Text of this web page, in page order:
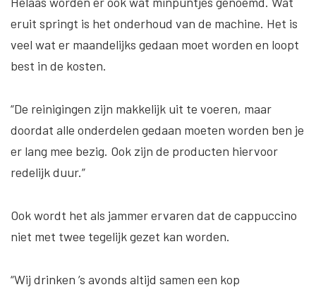
eruit springt is het onderhoud van de machine. Het is
veel wat er maandelijks gedaan moet worden en loopt
best in de kosten.
“De reinigingen zijn makkelijk uit te voeren, maar
doordat alle onderdelen gedaan moeten worden ben je
er lang mee bezig. Ook zijn de producten hiervoor
redelijk duur.”
Ook wordt het als jammer ervaren dat de cappuccino
niet met twee tegelijk gezet kan worden.
“Wij drinken ’s avonds altijd samen een kop